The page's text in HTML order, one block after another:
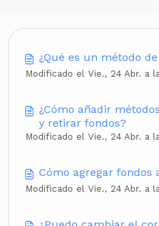
¿Qué es un método
Modificado el Vie., 24 Abr. a
¿Cómo añadir
y retirar fondos?
Modificado el Vie., 24 Abr. a
Cómo agregar fondos
Modificado el Vie., 24 Abr. a